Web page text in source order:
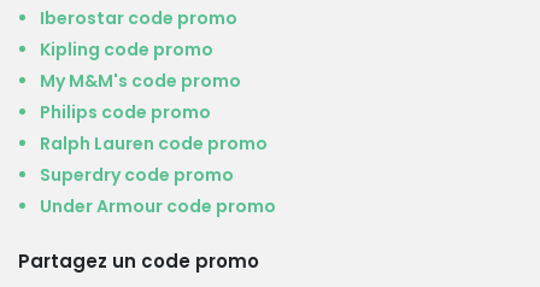
Iberostar code promo
Kipling code promo
My M&M's code promo
Philips code promo
Ralph Lauren code promo
Superdry code promo
Under Armour code promo
Partagez un code promo